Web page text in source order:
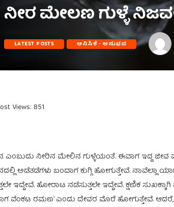
ನೀರ ಮೇಲಣ ಗುಳ್ಳೆ
LATEST POSTS ಅನಿಸಿಕೆ - ಅನುಭವ
Views: 851
ಎಂಬುದು ನೀರಿನ ಮೇಲಿನ ಗುಳ್ಳೆಯಂತೆ. ಈವಾಗ ಇದ್ದ ಜೀವ
ಅಡೆತಡೆಗಳು ಬಂದಾಗ ಕುಗ್ಗಿ ಹೋಗುತ್ತೇವೆ. ನಾವೆಲ್ಲಾ
ಇದ್ದೇವೆ. ಹೋರಾಟ ನಡೆಸುತ್ತಲೇ ಇದ್ದೇವೆ. ಕ್ಷಣಿಕ
ವೆಂಕಟ ರಮಣ’ ಎಂದು ದೇವರ ಮೊರೆ ಹೋಗುತ್ತೇವೆ. ಆದರೆ,